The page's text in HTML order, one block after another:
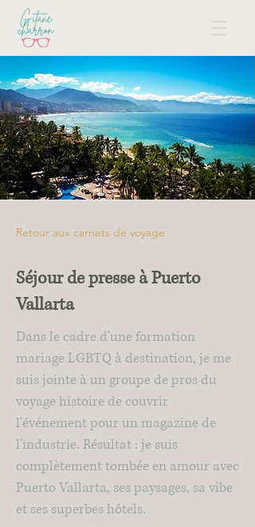
Retour aux carnets de voyage
Séjour de presse à Puerto
Vallarta
Dans le cadre d'une formation
mariage LGBTQ à destination, je me
suis jointe à un groupe de pros du
voyage histoire de couvrir
l'événement pour un magazine de
l'industrie. Résultat : je suis
complètement tombée en amour avec
Puerto Vallarta, ses paysages, sa vibe
et ses superbes hôtels.